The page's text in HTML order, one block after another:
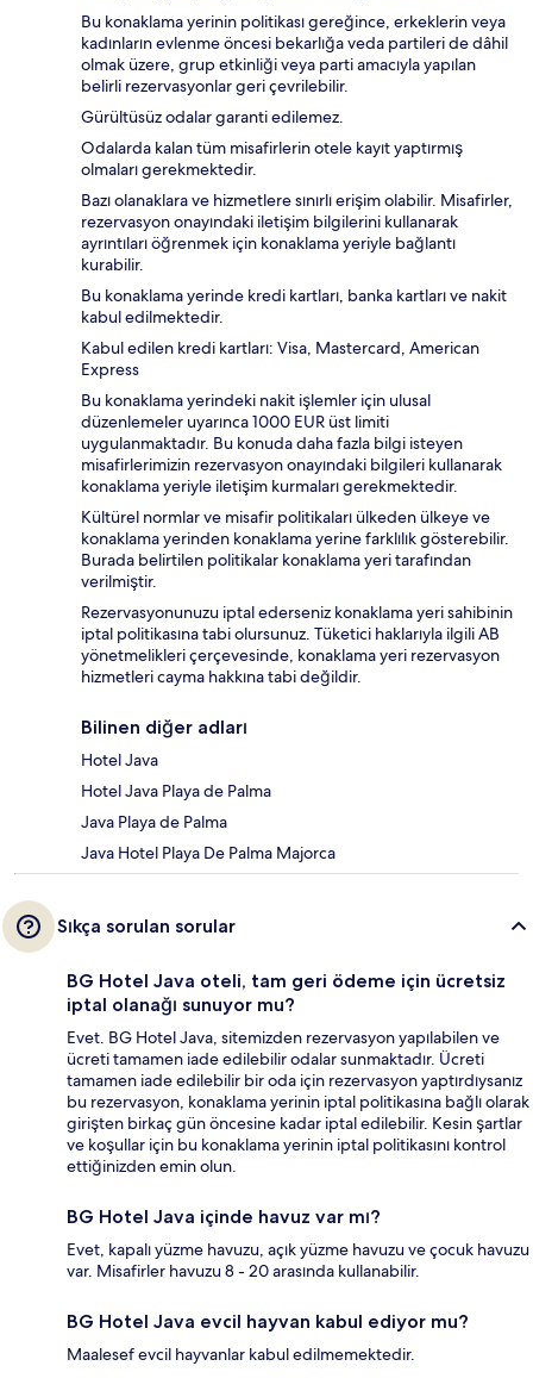
Bu konaklama yerinin politikası gereğince, erkeklerin veya
kadınların evlenme öncesi bekarlığa veda partileri de dâhil
olmak üzere, grup etkinliği veya parti amacıyla yapılan
belirli rezervasyonlar geri çevrilebilir.
Gürültüsüz odalar garanti edilemez.
Odalarda kalan tüm misafirlerin otele kayıt yaptırmış
olmaları gerekmektedir.
Bazı olanaklara ve hizmetlere sınırlı erişim olabilir. Misafirler,
rezervasyon onayındaki iletişim bilgilerini kullanarak
ayrıntıları öğrenmek için konaklama yeriyle bağlantı
kurabilir.
Bu konaklama yerinde kredi kartları, banka kartları ve nakit
kabul edilmektedir.
Kabul edilen kredi kartları: Visa, Mastercard, American
Express
Bu konaklama yerindeki nakit işlemler için ulusal
düzenlemeler uyarınca 1000 EUR üst limiti
uygulanmaktadır. Bu konuda daha fazla bilgi isteyen
misafirlerimizin rezervasyon onayındaki bilgileri kullanarak
konaklama yeriyle iletişim kurmaları gerekmektedir.
Kültürel normlar ve misafir politikaları ülkeden ülkeye ve
konaklama yerinden konaklama yerine farklılık gösterebilir.
Burada belirtilen politikalar konaklama yeri tarafından
verilmiştir.
Rezervasyonunuzu iptal ederseniz konaklama yeri sahibinin
iptal politikasına tabi olursunuz. Tüketici haklarıyla ilgili AB
yönetmelikleri çerçevesinde, konaklama yeri rezervasyon
hizmetleri cayma hakkına tabi değildir.
Bilinen diğer adları
Hotel Java
Hotel Java Playa de Palma
Java Playa de Palma
Java Hotel Playa De Palma Majorca
Sıkça sorulan sorular
BG Hotel Java oteli, tam geri ödeme için ücretsiz
iptal olanağı sunuyor mu?
Evet. BG Hotel Java, sitemizden rezervasyon yapılabilen ve
ücreti tamamen iade edilebilir odalar sunmaktadır. Ücreti
tamamen iade edilebilir bir oda için rezervasyon yaptırdıysanız
bu rezervasyon, konaklama yerinin iptal politikasına bağlı olarak
girişten birkaç gün öncesine kadar iptal edilebilir. Kesin şartlar
ve koşullar için bu konaklama yerinin iptal politikasını kontrol
ettiğinizden emin olun.
BG Hotel Java içinde havuz var mı?
Evet, kapalı yüzme havuzu, açık yüzme havuzu ve çocuk havuzu
var. Misafirler havuzu 8 - 20 arasında kullanabilir.
BG Hotel Java evcil hayvan kabul ediyor mu?
Maalesef evcil hayvanlar kabul edilmemektedir.